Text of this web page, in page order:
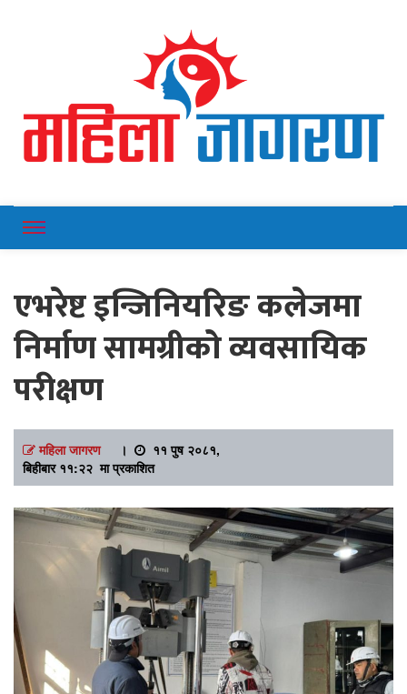
Mahilajagaran
एभरेष्ट इन्जिनियरिङ कलेजमा
निर्माण सामग्रीको व्यवसायिक
परीक्षण
महिला जागरण।
११ पुष २०८१,
बिहीबार ११:२२ मा प्रकाशित